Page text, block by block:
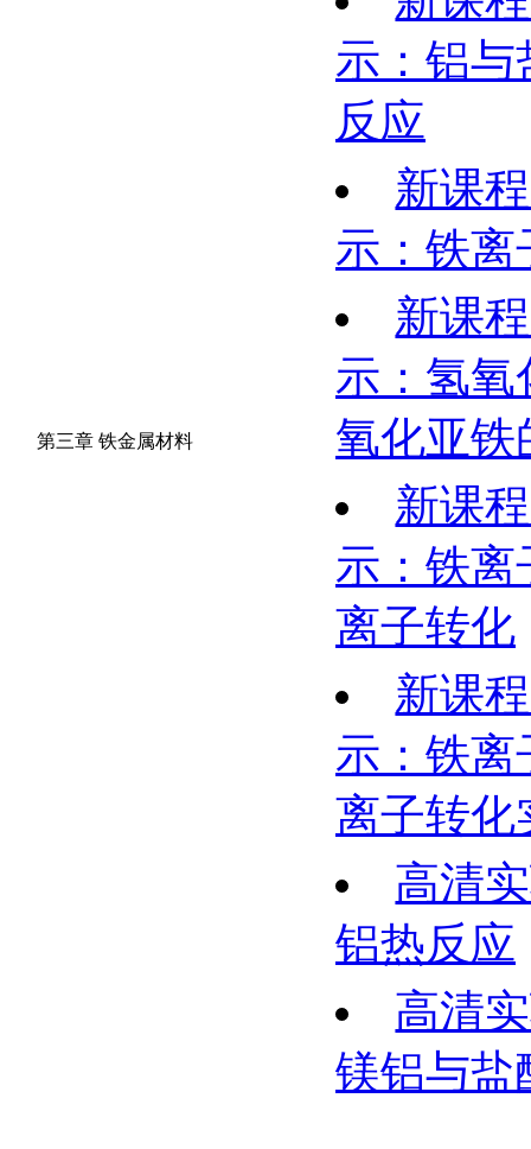
第三章 铁金属材料
示：铝与
反应
新课
示：铁离
新课
示：氢氧
氧化亚铁
新课
示：铁离
离子转化
新课
示：铁离
离子转化
高清
铝热反应
高清
镁铝与盐